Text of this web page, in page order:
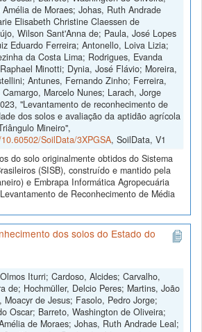
de Moraes; Johas, Ruth Andrade
Elisabeth Christine Claessen de
Wilson Sant'Anna de; Paula, José Lopes
Eduardo Ferreira; Antonello, Loiva Lizia;
da Costa Lima; Rodrigues, Evanda
Minotti; Dynia, José Flávio; Moreira,
Antunes, Fernando Zinho; Ferreira,
Marcelo Nunes; Larach, Jorge
"Levantamento de reconhecimento de
dos solos e avaliação da aptidão agrícola
Mineiro",
SoilData/3XPGSA, SoilData, V1
do solo originalmente obtidos do Sistema
(SISB), construído e mantido pela
e Embrapa Informática Agropecuária
de Reconhecimento de Média
dos solos do Estado do
Iturri; Cardoso, Alcides; Carvalho,
de; Hochmüller, Delcio Peres; Martins, João
Moacyr de Jesus; Fasolo, Pedro Jorge;
Oscar; Barreto, Washington de Oliveira;
de Moraes; Johas, Ruth Andrade Leal;